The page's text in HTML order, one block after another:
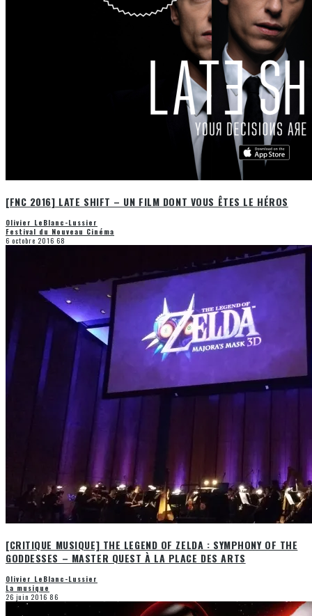
[FNC 2016] LATE SHIFT – UN FILM DONT VOUS ÊTES LE HÉROS
Olivier LeBlanc-Lussier
Festival du Nouveau Cinéma
6 octobre 2016 68
[CRITIQUE MUSIQUE] THE LEGEND OF ZELDA : SYMPHONY OF THE
GODDESSES – MASTER QUEST À LA PLACE DES ARTS
Olivier LeBlanc-Lussier
La musique
26 juin 2016 86